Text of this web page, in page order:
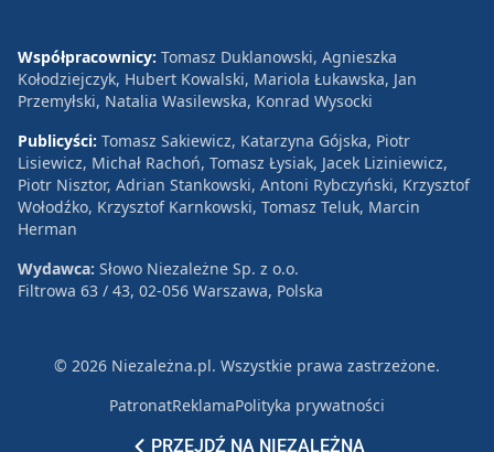
PRZEJDŹ NA NIEZALEŻNĄ
Współpracownicy: Tomasz Duklanowski, Agnieszka
Kołodziejczyk, Hubert Kowalski, Mariola Łukawska, Jan
Przemyłski, Natalia Wasilewska, Konrad Wysocki
Publicyści: Tomasz Sakiewicz, Katarzyna Gójska, Piotr
Lisiewicz, Michał Rachoń, Tomasz Łysiak, Jacek Liziniewicz,
Piotr Nisztor, Adrian Stankowski, Antoni Rybczyński, Krzysztof
Wołodźko, Krzysztof Karnkowski, Tomasz Teluk, Marcin
Herman
Wydawca: Słowo Niezależne Sp. z o.o.
Filtrowa 63 / 43, 02-056 Warszawa, Polska
© 2026 Niezależna.pl. Wszystkie prawa zastrzeżone.
PatronatReklamaPolityka prywatności